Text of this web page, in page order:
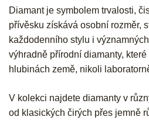
Diamant je symbolem trvalosti,
přívěsku získává osobní rozměr,
každodenního stylu i
výhradně přírodní diamanty,
hlubinách země, nikoli
V kolekci najdete diamanty v
od klasických čirých přes jemně